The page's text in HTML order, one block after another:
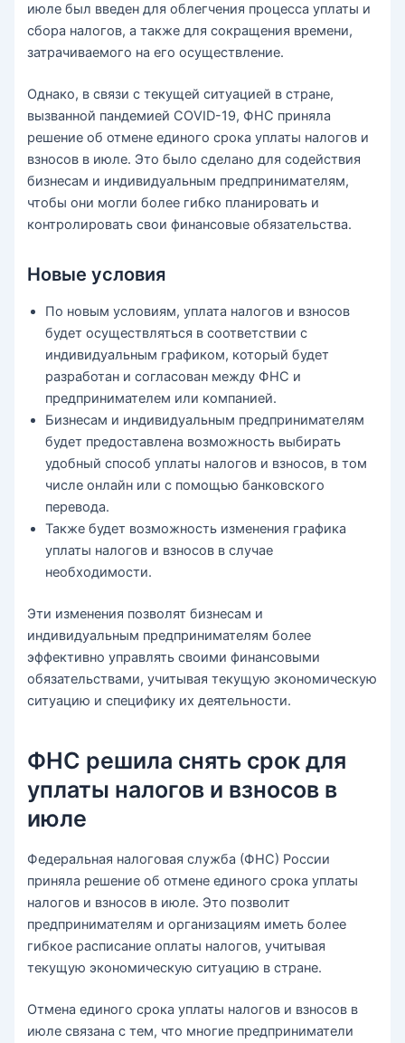
июле был введен для облегчения процесса уплаты и
сбора налогов, а также для сокращения времени,
затрачиваемого на его осуществление.
Однако, в связи с текущей ситуацией в стране,
вызванной пандемией COVID-19, ФНС приняла
решение об отмене единого срока уплаты налогов и
взносов в июле. Это было сделано для содействия
бизнесам и индивидуальным предпринимателям,
чтобы они могли более гибко планировать и
контролировать свои финансовые обязательства.
Новые условия
По новым условиям, уплата налогов и взносов
будет осуществляться в соответствии с
индивидуальным графиком, который будет
разработан и согласован между ФНС и
предпринимателем или компанией.
Бизнесам и индивидуальным предпринимателям
будет предоставлена возможность выбирать
удобный способ уплаты налогов и взносов, в том
числе онлайн или с помощью банковского
перевода.
Также будет возможность изменения графика
уплаты налогов и взносов в случае
необходимости.
Эти изменения позволят бизнесам и
индивидуальным предпринимателям более
эффективно управлять своими финансовыми
обязательствами, учитывая текущую экономическую
ситуацию и специфику их деятельности.
ФНС решила снять срок для
уплаты налогов и взносов в
июле
Федеральная налоговая служба (ФНС) России
приняла решение об отмене единого срока уплаты
налогов и взносов в июле. Это позволит
предпринимателям и организациям иметь более
гибкое расписание оплаты налогов, учитывая
текущую экономическую ситуацию в стране.
Отмена единого срока уплаты налогов и взносов в
июле связана с тем, что многие предприниматели